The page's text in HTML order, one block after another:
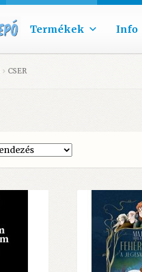
Termékek Info
CSER